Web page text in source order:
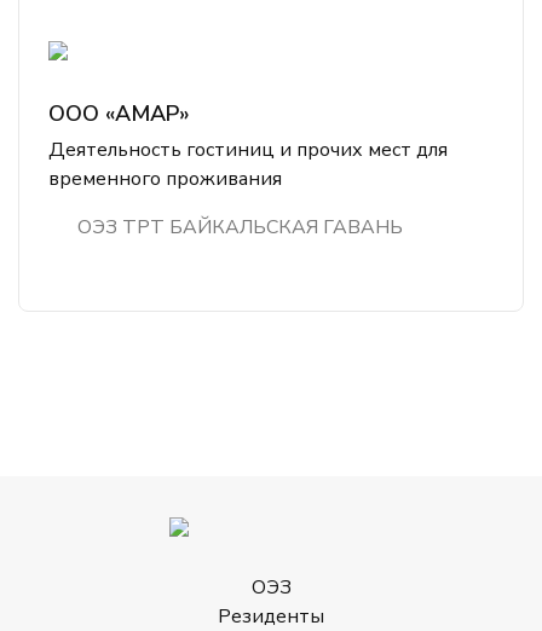
ООО «АМАР»
Деятельность гостиниц и прочих мест для
временного проживания
ОЭЗ ТРТ БАЙКАЛЬСКАЯ ГАВАНЬ
ОЭЗ
Резиденты